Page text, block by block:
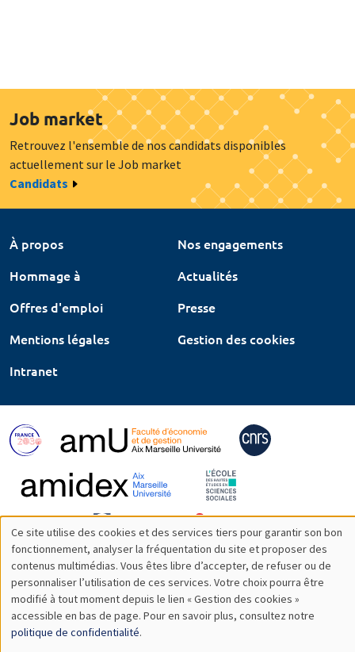
Job market
Retrouvez l'ensemble de nos candidats disponibles
actuellement sur le Job market
Candidats
À propos
Nos engagements
Hommage à
Actualités
Offres d'emploi
Presse
Mentions légales
Gestion des cookies
Intranet
Utilisation
des
données
personnelles
Ce site utilise des cookies et des services tiers pour garantir son bon
fonctionnement, analyser la fréquentation du site et proposer des
contenus multimédias. Vous êtes libre d’accepter, de refuser ou de
personnaliser l’utilisation de ces services. Votre choix pourra être
modifié à tout moment depuis le lien « Gestion des cookies »
accessible en bas de page. Pour en savoir plus, consultez notre
politique de confidentialité.